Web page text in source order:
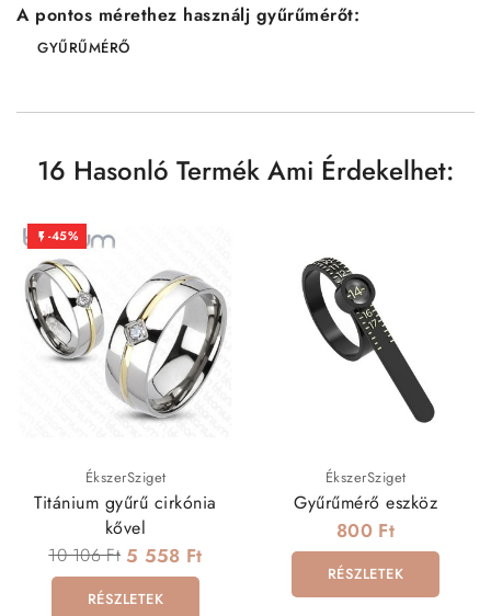
A pontos mérethez használj gyűrűmérőt:
GYŰRŰMÉRŐ
16 Hasonló Termék Ami Érdekelhet:
 -45%
ÉkszerSziget
Titánium gyűrű cirkónia
kővel
10 106 Ft 5 558 Ft
RÉSZLETEK
ÉkszerSziget
Gyűrűmérő eszköz
800 Ft
RÉSZLETEK